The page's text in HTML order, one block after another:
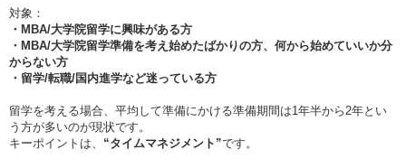
対象：
・MBA/大学院留学に興味がある方
・MBA/大学院留学準備を考え始めたばかりの方、何から始めていいか分
からない方
・留学/転職/国内進学など迷っている方
留学を考える場合、平均して準備にかける準備期間は1年半から2年とい
う方が多いのが現状です。
キーポイントは、 “タイムマネジメント”です。